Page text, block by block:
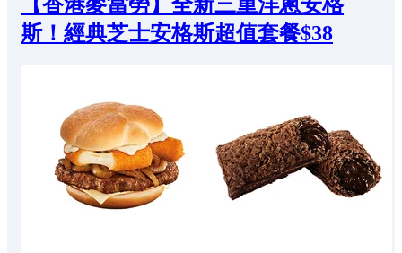
【香港麥當勞】全新三重洋蔥安格
斯！經典芝士安格斯超值套餐$38